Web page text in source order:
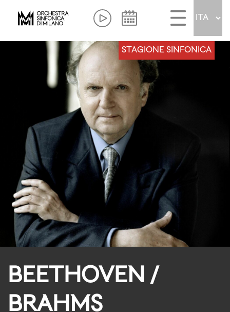
STAGIONE SINFONICA
BEETHOVEN /
BRAHMS